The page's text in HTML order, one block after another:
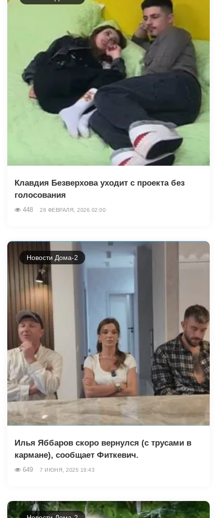
Клавдия Безверхова уходит с проекта без
голосования
448 28 ФЕВРАЛЯ, 2026 02:00
Новости Дома-2
Илья Яббаров скоро вернулся (с трусами в
кармане), сообщает Фиткевич.
649 7 ИЮНЯ, 2025 19:43